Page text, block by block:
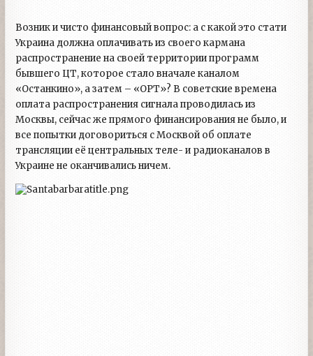
Возник и чисто финансовый вопрос: а с какой это стати
Украина должна оплачивать из своего кармана
распространение на своей территории программ
бывшего ЦТ, которое стало вначале каналом
«Останкино», а затем – «ОРТ»? В советские времена
оплата распространения сигнала проводилась из
Москвы, сейчас же прямого финансирования не было, и
все попытки договориться с Москвой об оплате
трансляции её центральных теле- и радиоканалов в
Украине не оканчивались ничем.